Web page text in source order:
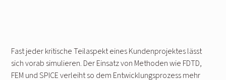
Fast jeder kritische Teilaspekt eines Kundenprojektes lässt
sich vorab simulieren. Der Einsatz von Methoden wie FDTD,
FEM und SPICE verleiht so dem Entwicklungsprozess mehr